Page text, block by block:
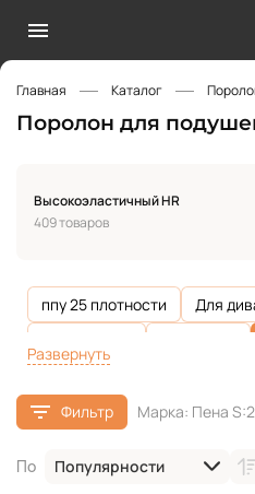
Главная Каталог
Поролон для
Высокоэластичный HR
409 товаров
ппу 25 плотности Для
Для дачной мебели
Для
Развернуть
Фильтр Марка: Пена
По Популярности